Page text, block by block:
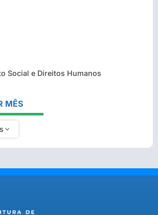
Social e Direitos Humanos
MÊS